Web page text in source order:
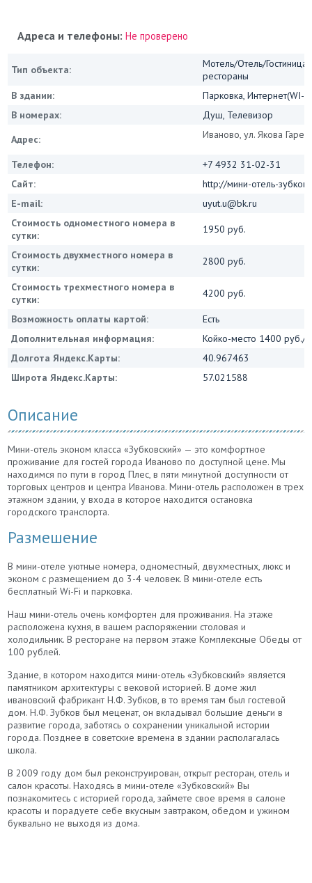
Адреса и телефоны:Не проверено
Тип объекта:
Мотель/Отель/
рестораны
В здании:
Парковка, Интернет(WI-
В номерах:
Душ, Телевизор
Адрес:
Иваново, ул. Якова
Телефон:
+7 4932 31-02-31
Сайт:
http://мини-отель-
E-mail:
uyut.u@bk.ru
Стоимость одноместного номера в
сутки:
1950 руб.
Стоимость двухместного номера в
сутки:
2800 руб.
Стоимость трехместного номера в
сутки:
4200 руб.
Возможность оплаты картой:
Есть
Дополнительная информация:
Койко-место 1400 руб./
Долгота Яндекс.Карты:
40.967463
Широта Яндекс.Карты:
57.021588
Описание
Мини-отель эконом класса «Зубковский» — это комфортное
проживание для гостей города Иваново по доступной цене. Мы
находимся по пути в город Плес, в пяти минутной доступности от
торговых центров и центра Иванова. Мини-отель расположен в трех
этажном здании, у входа в которое находится остановка
городского транспорта.
Размешение
В мини-отеле уютные номера, одноместный, двухместных, люкс и
эконом с размещением до 3-4 человек. В мини-отеле есть
бесплатный Wi-Fi и парковка.
Наш мини-отель очень комфортен для проживания. На этаже
расположена кухня, в вашем распоряжении столовая и
холодильник. В ресторане на первом этаже Комплексные Обеды от
100 рублей.
Здание, в котором находится мини-отель «Зубковский» является
памятником архитектуры с вековой историей. В доме жил
ивановский фабрикант Н.Ф. Зубков, в то время там был гостевой
дом. Н.Ф. Зубков был меценат, он вкладывал большие деньги в
развитие города, заботясь о сохранении уникальной истории
города. Позднее в советские времена в здании располагалась
школа.
В 2009 году дом был реконструирован, открыт ресторан, отель и
салон красоты. Находясь в мини-отеле «Зубковский» Вы
познакомитесь с историей города, займете свое время в салоне
красоты и порадуете себе вкусным завтраком, обедом и ужином
буквально не выходя из дома.